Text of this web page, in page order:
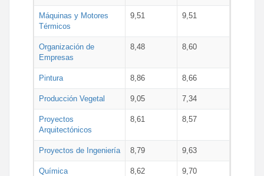
Máquinas y Motores
Térmicos
9,51 9,51
Organización de
Empresas
8,48 8,60
Pintura 8,86 8,66
Producción Vegetal 9,05 7,34
Proyectos
Arquitectónicos
8,61 8,57
Proyectos de Ingeniería 8,79 9,63
Química 8,62 9,70